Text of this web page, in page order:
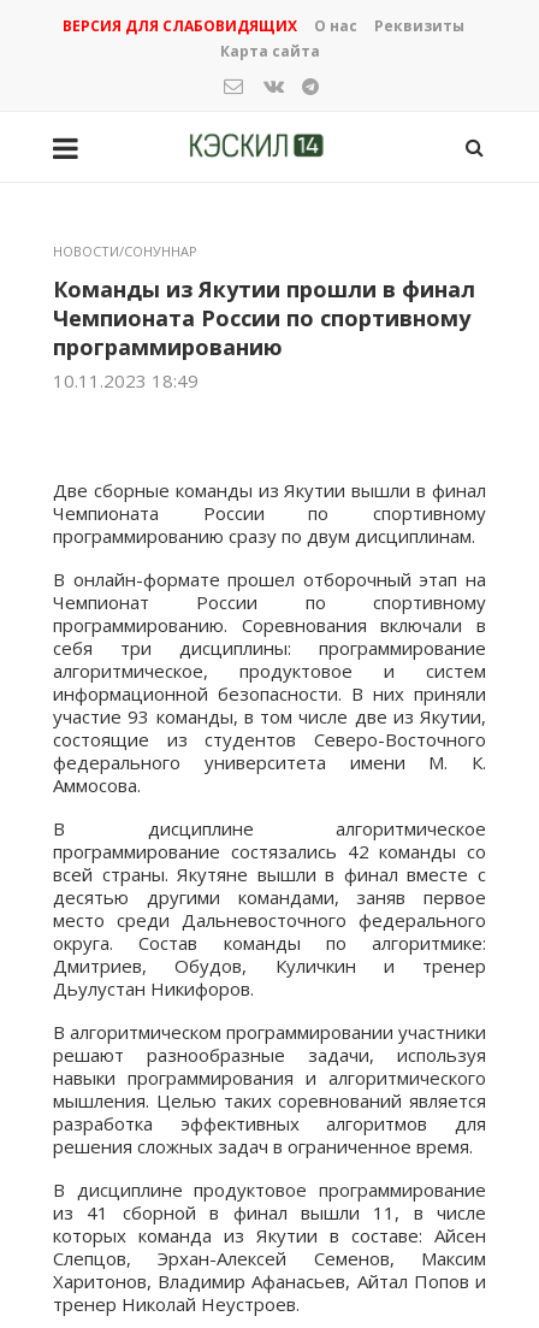
ВЕРСИЯ ДЛЯ СЛАБОВИДЯЩИХ О нас
Реквизиты
Карта сайта
НОВОСТИ/СОНУННАР
Команды из Якутии прошли в финал
Чемпионата России по спортивному
программированию
10.11.2023 18:49
Две сборные команды из Якутии вышли в финал
Чемпионата России по спортивному
программированию сразу по двум дисциплинам.
В онлайн-формате прошел отборочный этап на
Чемпионат России по спортивному
программированию. Соревнования включали в
себя три дисциплины: программирование
алгоритмическое, продуктовое и систем
информационной безопасности. В них приняли
участие 93 команды, в том числе две из Якутии,
состоящие из студентов Северо-Восточного
федерального университета имени М. К.
Аммосова.
В дисциплине алгоритмическое
программирование состязались 42 команды со
всей страны. Якутяне вышли в финал вместе с
десятью другими командами, заняв первое
место среди Дальневосточного федерального
округа. Состав команды по алгоритмике:
Дмитриев, Обудов, Куличкин и тренер
Дьулустан Никифоров.
В алгоритмическом программировании участники
решают разнообразные задачи, используя
навыки программирования и алгоритмического
мышления. Целью таких соревнований является
разработка эффективных алгоритмов для
решения сложных задач в ограниченное время.
В дисциплине продуктовое программирование
из 41 сборной в финал вышли 11, в числе
которых команда из Якутии в составе: Айсен
Слепцов, Эрхан-Алексей Семенов, Максим
Харитонов, Владимир Афанасьев, Айтал Попов и
тренер Николай Неустроев.